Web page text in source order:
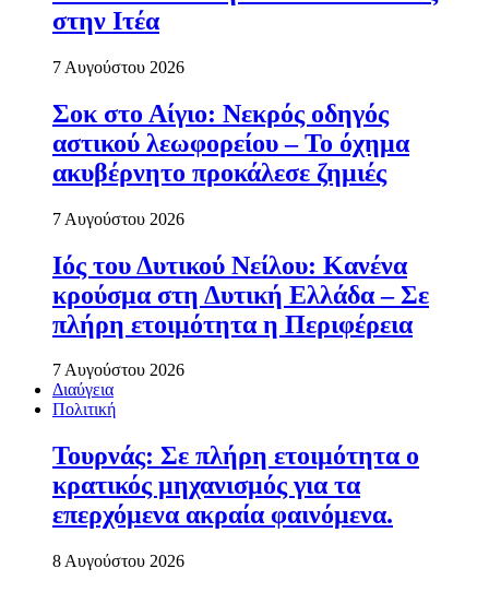
στην Ιτέα
7 Αυγούστου 2026
Σοκ στο Αίγιο: Νεκρός οδηγός
αστικού λεωφορείου – Το όχημα
ακυβέρνητο προκάλεσε ζημιές
7 Αυγούστου 2026
Ιός του Δυτικού Νείλου: Κανένα
κρούσμα στη Δυτική Ελλάδα – Σε
πλήρη ετοιμότητα η Περιφέρεια
7 Αυγούστου 2026
Διαύγεια
Πολιτική
Τουρνάς: Σε πλήρη ετοιμότητα ο
κρατικός μηχανισμός για τα
επερχόμενα ακραία φαινόμενα.
8 Αυγούστου 2026